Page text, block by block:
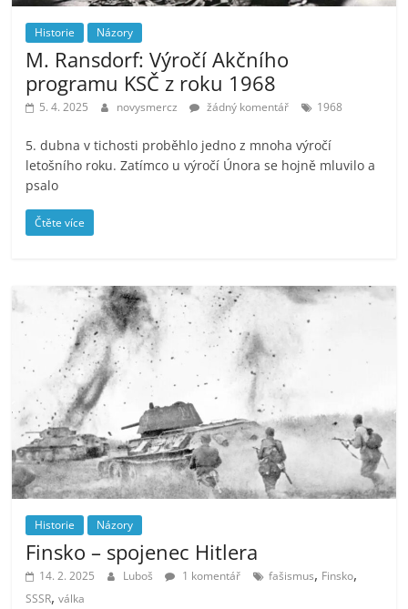
Historie Názory
M. Ransdorf: Výročí Akčního
programu KSČ z roku 1968
5. 4. 2025 novysmercz žádný komentář 1968
5. dubna v tichosti proběhlo jedno z mnoha výročí
letošního roku. Zatímco u výročí Února se hojně mluvilo a
psalo
Čtěte více
Historie Názory
Finsko – spojenec Hitlera
14. 2. 2025 Luboš 1 komentář fašismus, Finsko,
SSSR,válka